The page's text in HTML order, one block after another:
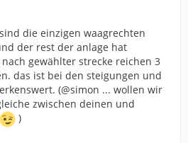
die einzigen waagrechten
der rest der anlage hat
gewählter strecke reichen 3
das ist bei den steigungen und
(@simon ... wollen wir
zwischen deinen und
)